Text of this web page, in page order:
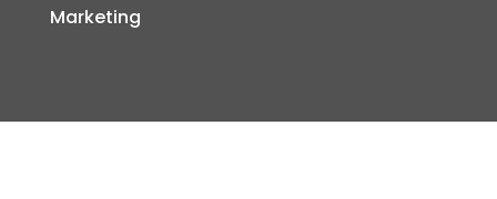
Marketing